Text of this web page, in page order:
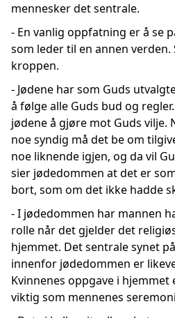
mennesker det sentrale.
- En vanlig oppfatning er å se
som leder til en annen verden.
kroppen.
- Jødene har som Guds
å følge alle Guds bud og
jødene å gjøre mot Guds vilje.
noe syndig må det be om
noe liknende igjen, og da vil
sier jødedommen at det er
bort, som om det ikke hadde
- I jødedommen har mannen
rolle når det gjelder det
hjemmet. Det sentrale synet
innenfor jødedommen er
Kvinnenes oppgave i
viktig som mennenes